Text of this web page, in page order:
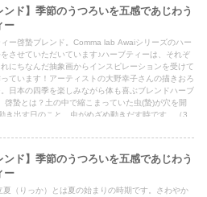
ンド】季節のうつろいを五感であじわう
ー
ー啓蟄ブレンド。Comma lab Awaiシリーズのハー
させていただいています♪ハーブティーは、それぞ
にちなんだ抽象画からインスピレーションを受けて
ています！アーティストの大野幸子さんの描きおろ
日本の四季を楽しみながら体も喜ぶブレンドハーブ
蟄とは？土の中で縮こまっていた虫(蟄)が穴を開
き出す日のこと、虫がめざめ動きだす時です。（3
ンド】季節のうつろいを五感であじわう
ー
夏（りっか）とは夏の始まりの時期です。さわやか